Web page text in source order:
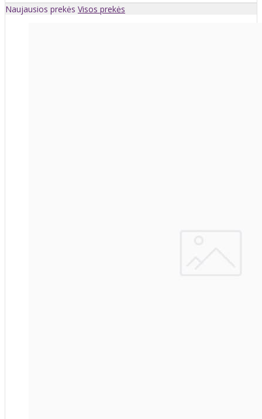
Naujausios prekės Visos prekės